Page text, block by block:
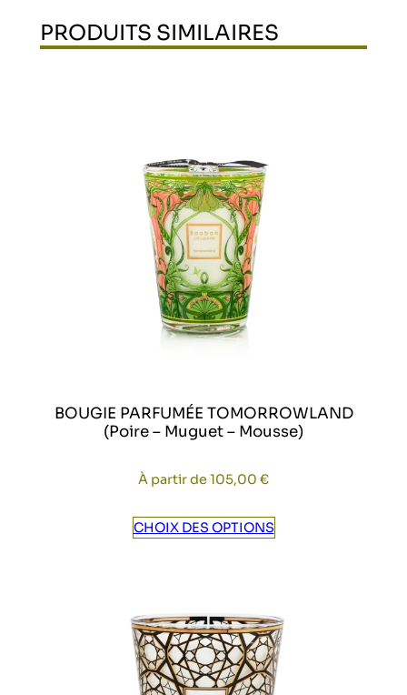
PRODUITS SIMILAIRES
BOUGIE PARFUMÉE TOMORROWLAND
(Poire – Muguet – Mousse)
À partir de105,00 €
CHOIX DES OPTIONS